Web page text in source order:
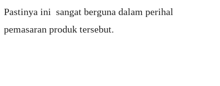
Pastinya ini sangat berguna dalam perihal
pemasaran produk tersebut.